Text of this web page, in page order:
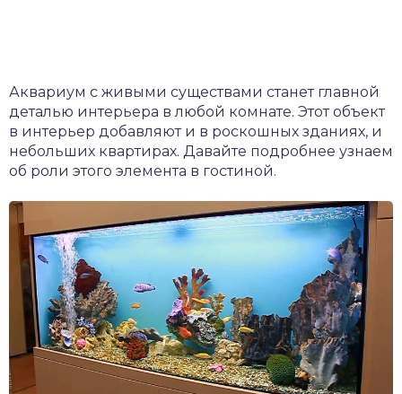
Аквариум с живыми существами станет главной
деталью интерьера в любой комнате. Этот объект
в интерьер добавляют и в роскошных зданиях, и
небольших квартирах. Давайте подробнее узнаем
об роли этого элемента в гостиной.